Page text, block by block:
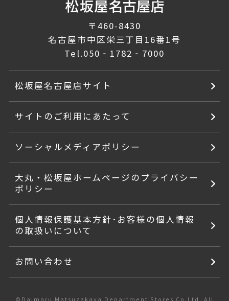
〒460-8430
名古屋市中区栄三丁目16番1号
Tel.050‐1782‐7000
松坂屋名古屋店サイト
サイトのご利用にあたって
ソーシャルメディアポリシー
大丸・松坂屋ホームページのプライバシー
ポリシー
個人情報保護基本方針･お客様の個人情報
の取扱いについて
お問い合わせ
©Daimaru Matsuzakaya Department Stores Co.Ltd. All